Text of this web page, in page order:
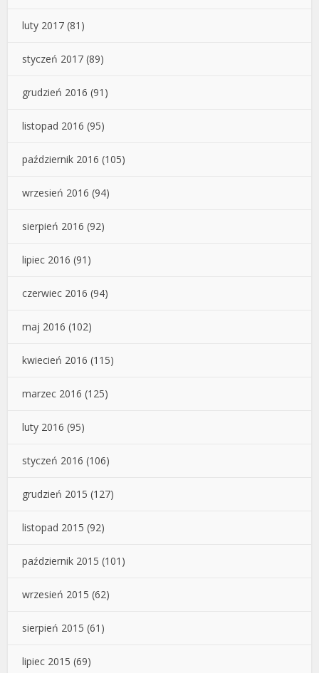
luty 2017 (81)
styczeń 2017 (89)
grudzień 2016 (91)
listopad 2016 (95)
październik 2016 (105)
wrzesień 2016 (94)
sierpień 2016 (92)
lipiec 2016 (91)
czerwiec 2016 (94)
maj 2016 (102)
kwiecień 2016 (115)
marzec 2016 (125)
luty 2016 (95)
styczeń 2016 (106)
grudzień 2015 (127)
listopad 2015 (92)
październik 2015 (101)
wrzesień 2015 (62)
sierpień 2015 (61)
lipiec 2015 (69)